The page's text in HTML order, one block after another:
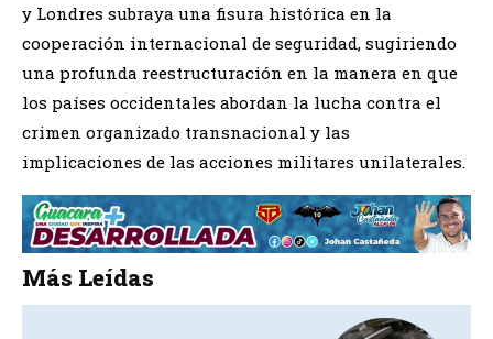
y Londres subraya una fisura histórica en la
cooperación internacional de seguridad, sugiriendo
una profunda reestructuración en la manera en que
los países occidentales abordan la lucha contra el
crimen organizado transnacional y las
implicaciones de las acciones militares unilaterales.
Más Leídas